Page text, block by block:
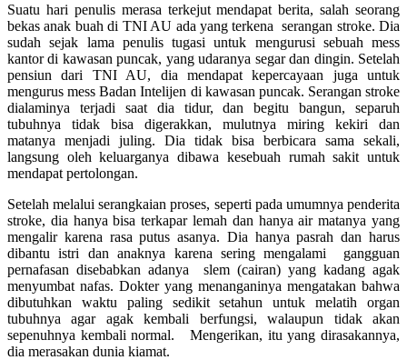
Suatu hari penulis merasa terkejut mendapat berita, salah seorang
bekas anak buah di TNI AU ada yang terkena serangan stroke. Dia
sudah sejak lama penulis tugasi untuk mengurusi sebuah mess
kantor di kawasan puncak, yang udaranya segar dan dingin. Setelah
pensiun dari TNI AU, dia mendapat kepercayaan juga untuk
mengurus mess Badan Intelijen di kawasan puncak. Serangan stroke
dialaminya terjadi saat dia tidur, dan begitu bangun, separuh
tubuhnya tidak bisa digerakkan, mulutnya miring kekiri dan
matanya menjadi juling. Dia tidak bisa berbicara sama sekali,
langsung oleh keluarganya dibawa kesebuah rumah sakit untuk
mendapat pertolongan.
Setelah melalui serangkaian proses, seperti pada umumnya penderita
stroke, dia hanya bisa terkapar lemah dan hanya air matanya yang
mengalir karena rasa putus asanya. Dia hanya pasrah dan harus
dibantu istri dan anaknya karena sering mengalami gangguan
pernafasan disebabkan adanya slem (cairan) yang kadang agak
menyumbat nafas. Dokter yang menanganinya mengatakan bahwa
dibutuhkan waktu paling sedikit setahun untuk melatih organ
tubuhnya agar agak kembali berfungsi, walaupun tidak akan
sepenuhnya kembali normal. Mengerikan, itu yang dirasakannya,
dia merasakan dunia kiamat.